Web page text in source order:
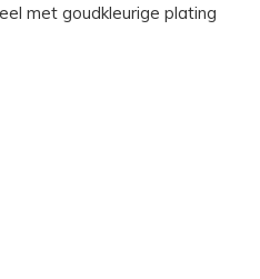
met goudkleurige plating